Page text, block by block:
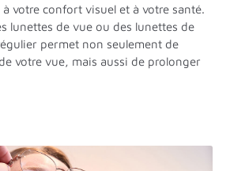
votre confort visuel et à votre santé.
lunettes de vue ou des lunettes de
permet non seulement de
votre vue, mais aussi de prolonger